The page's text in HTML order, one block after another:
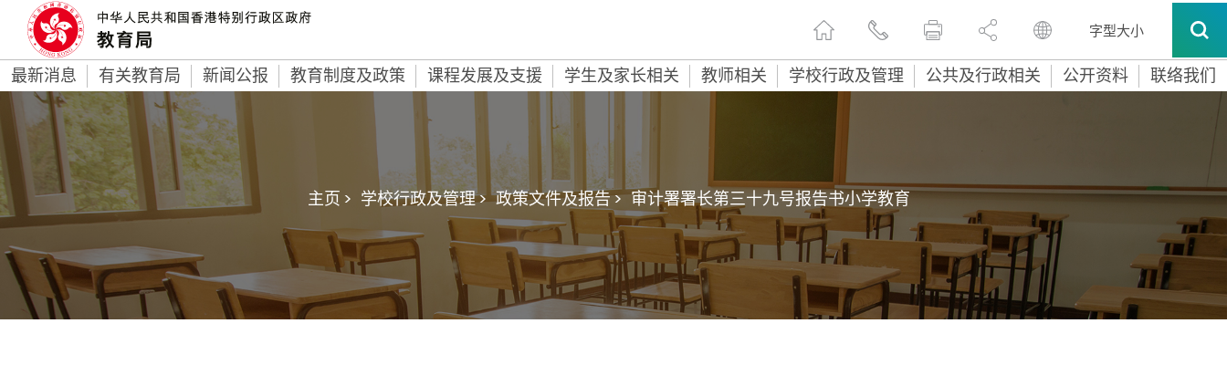
字型大小
最新消息 有关教育局 新闻公报 教育制度及政策 课程发展及支援 学生及家长相关 教师相关 学校行政及管理 公共及行政相关 公开资料 联络我们
主页 > 学校行政及管理 > 政策文件及报告 > 审计署署长第三十九号报告书小学教育